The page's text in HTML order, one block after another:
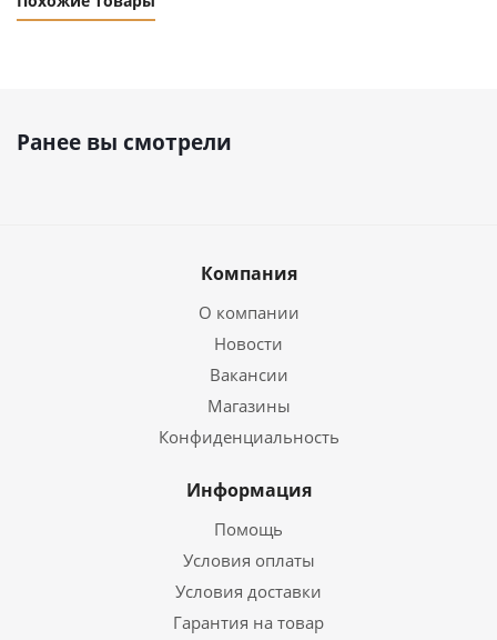
Ранее вы смотрели
Компания
О компании
Новости
Вакансии
Магазины
Конфиденциальность
Информация
Помощь
Условия оплаты
Условия доставки
Гарантия на товар